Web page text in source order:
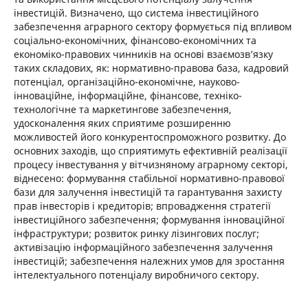
інвестицій. Визначено, що система інвестиційного
забезпечення аграрного сектору формується під впливом
соціально-економічних, фінансово-економічних та
економіко-правових чинників на основі взаємозв’язку
таких складових, як: нормативно-правова база, кадровий
потенціал, організаційно-економічне, науково-
інноваційне, інформаційне, фінансове, техніко-
технологічне та маркетингове забезпечення,
удосконалення яких сприятиме розширенню
можливостей його конкурентоспроможного розвитку. До
основних заходів, що сприятимуть ефективній реалізації
процесу інвестування у вітчизняному аграрному секторі,
віднесено: формування стабільної нормативно-правової
бази для залучення інвестицій та гарантування захисту
прав інвесторів і кредиторів; впровадження стратегії
інвестиційного забезпечення; формування інноваційної
інфраструктури; розвиток ринку лізингових послуг;
активізацію інформаційного забезпечення залучення
інвестицій; забезпечення належних умов для зростання
інтелектуального потенціалу виробничого сектору.